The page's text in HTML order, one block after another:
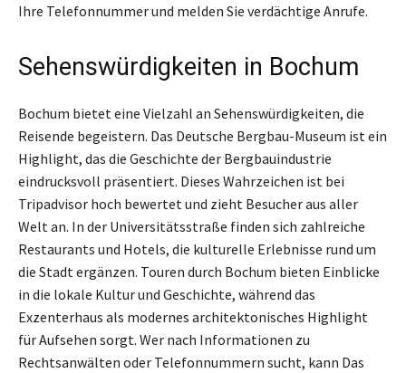
Ihre Telefonnummer und melden Sie verdächtige Anrufe.
Sehenswürdigkeiten in Bochum
Bochum bietet eine Vielzahl an Sehenswürdigkeiten, die
Reisende begeistern. Das Deutsche Bergbau-Museum ist ein
Highlight, das die Geschichte der Bergbauindustrie
eindrucksvoll präsentiert. Dieses Wahrzeichen ist bei
Tripadvisor hoch bewertet und zieht Besucher aus aller
Welt an. In der Universitätsstraße finden sich zahlreiche
Restaurants und Hotels, die kulturelle Erlebnisse rund um
die Stadt ergänzen. Touren durch Bochum bieten Einblicke
in die lokale Kultur und Geschichte, während das
Exzenterhaus als modernes architektonisches Highlight
für Aufsehen sorgt. Wer nach Informationen zu
Rechtsanwälten oder Telefonnummern sucht, kann Das